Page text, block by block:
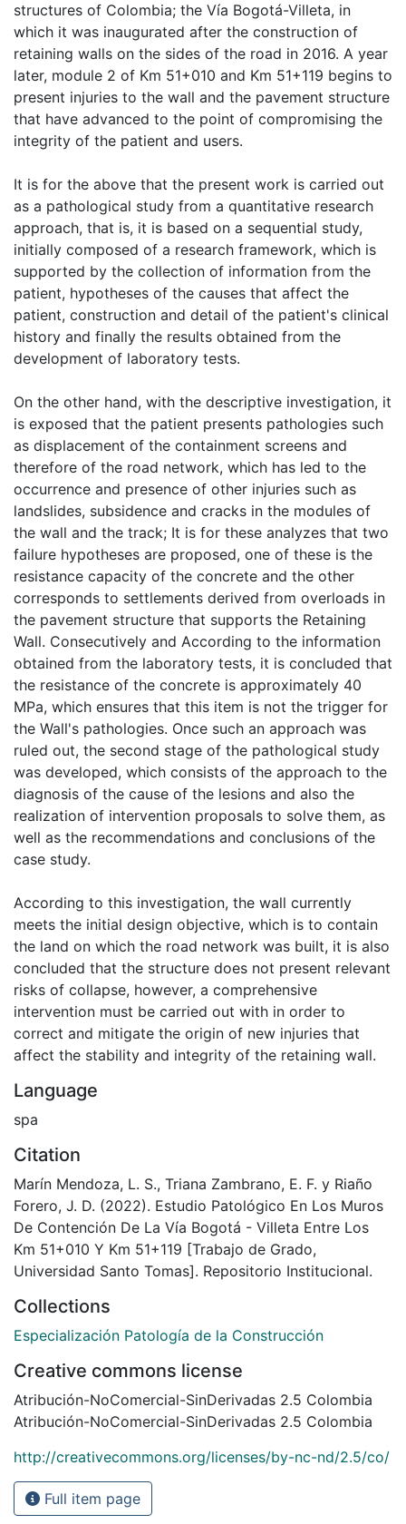
structures of Colombia; the Vía Bogotá-Villeta, in
which it was inaugurated after the construction of
retaining walls on the sides of the road in 2016. A year
later, module 2 of Km 51+010 and Km 51+119 begins to
present injuries to the wall and the pavement structure
that have advanced to the point of compromising the
integrity of the patient and users.
It is for the above that the present work is carried out
as a pathological study from a quantitative research
approach, that is, it is based on a sequential study,
initially composed of a research framework, which is
supported by the collection of information from the
patient, hypotheses of the causes that affect the
patient, construction and detail of the patient's clinical
history and finally the results obtained from the
development of laboratory tests.
On the other hand, with the descriptive investigation, it
is exposed that the patient presents pathologies such
as displacement of the containment screens and
therefore of the road network, which has led to the
occurrence and presence of other injuries such as
landslides, subsidence and cracks in the modules of
the wall and the track; It is for these analyzes that two
failure hypotheses are proposed, one of these is the
resistance capacity of the concrete and the other
corresponds to settlements derived from overloads in
the pavement structure that supports the Retaining
Wall. Consecutively and According to the information
obtained from the laboratory tests, it is concluded that
the resistance of the concrete is approximately 40
MPa, which ensures that this item is not the trigger for
the Wall's pathologies. Once such an approach was
ruled out, the second stage of the pathological study
was developed, which consists of the approach to the
diagnosis of the cause of the lesions and also the
realization of intervention proposals to solve them, as
well as the recommendations and conclusions of the
case study.
According to this investigation, the wall currently
meets the initial design objective, which is to contain
the land on which the road network was built, it is also
concluded that the structure does not present relevant
risks of collapse, however, a comprehensive
intervention must be carried out with in order to
correct and mitigate the origin of new injuries that
affect the stability and integrity of the retaining wall.
Language
spa
Citation
Marín Mendoza, L. S., Triana Zambrano, E. F. y Riaño
Forero, J. D. (2022). Estudio Patológico En Los Muros
De Contención De La Vía Bogotá - Villeta Entre Los
Km 51+010 Y Km 51+119 [Trabajo de Grado,
Universidad Santo Tomas]. Repositorio Institucional.
Collections
Especialización Patología de la Construcción
Creative commons license
Atribución-NoComercial-SinDerivadas 2.5 Colombia
Atribución-NoComercial-SinDerivadas 2.5 Colombia
http://creativecommons.org/licenses/by-nc-nd/2.5/co/
Full item page